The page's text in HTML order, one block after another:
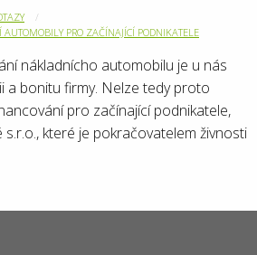
PRO ZAČÍNAJÍCÍ PODNIKATELE
nákladnícho automobilu je u nás
a bonitu firmy. Nelze tedy proto
pro začínající podnikatele,
které je pokračovatelem živnosti